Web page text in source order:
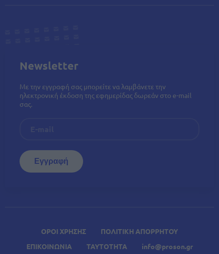
ΟΡΟΙ ΧΡΗΣΗΣ
ΠΟΛΙΤΙΚΗ ΑΠΟΡΡΗΤΟΥ
ΕΠΙΚΟΙΝΩΝΙΑ
ΤΑΥΤΟΤΗΤΑ info@proson.gr
Newsletter
Με την εγγραφή σας μπορείτε να λαμβάνετε την
ηλεκτρονική έκδοση της εφημερίδας δωρεάν στο e-mail
σας.